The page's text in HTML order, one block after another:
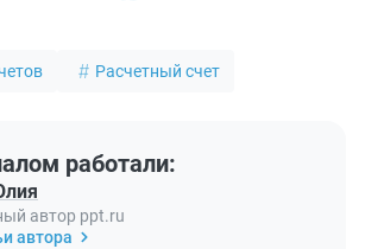
Расчетный счет
работали:
автор ppt.ru
автора